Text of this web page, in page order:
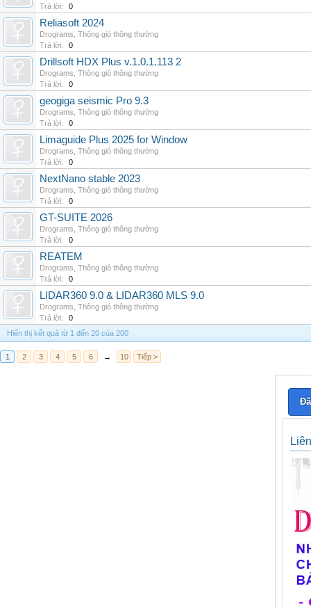
Trả lời:
0
Reliasoft 2024
Drograms Thông gió thông thường
Trả lời:
0
Drillsoft HDX Plus v.1.0.1.113 2
Drograms Thông gió thông thường
Trả lời:
0
geogiga seismic Pro 9.3
Drograms Thông gió thông thường
Trả lời:
0
Limaguide Plus 2025 for Window
Drograms Thông gió thông thường
Trả lời:
0
NextNano stable 2023
Drograms Thông gió thông thường
Trả lời:
0
GT-SUITE 2026
Drograms Thông gió thông thường
Trả lời:
0
REATEM
Drograms Thông gió thông thường
Trả lời:
0
LIDAR360 9.0 & LIDAR360 MLS 9.0
Drograms Thông gió thông thường
Trả lời:
0
Hiển thị kết quả từ 1 đến 20 của 200
1 2 3 4 5 6 → 10 Tiếp >